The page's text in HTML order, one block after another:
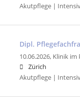
Akutpflege |
Dipl.
10.06.2026, Klinik im
Zürich
Akutpflege |